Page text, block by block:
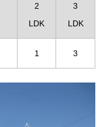
2
LDK
3
LDK
1 3